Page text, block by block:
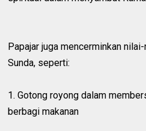
Papajar juga mencerminkan
Sunda, seperti:
1. Gotong royong dalam
berbagi makanan